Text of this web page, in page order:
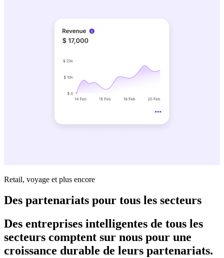
Retail, voyage et plus encore
Des partenariats pour tous les secteurs
Des entreprises intelligentes de tous les
secteurs comptent sur nous pour une
croissance durable de leurs partenariats.